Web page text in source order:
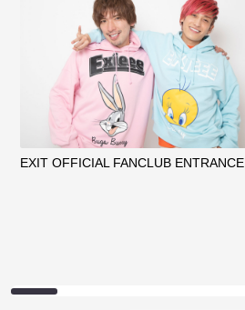
EXIT OFFICIAL FANCLUB ENTRANCE